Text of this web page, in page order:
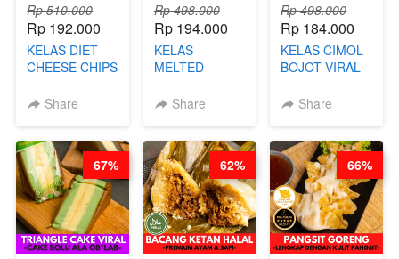
Rp 510.000
Rp 192.000
KELAS DIET
CHEESE CHIPS
PROTEIN
Share
Rp 498.000
Rp 194.000
KELAS
MELTED
CHEESECAKE -
DALAM
KALENG-BY
CHEF DITA
Share
Rp 498.000
Rp 184.000
KELAS CIMOL
BOJOT VIRAL -
BLOK M -BY
JUNI)
Share
67% 62% 66%